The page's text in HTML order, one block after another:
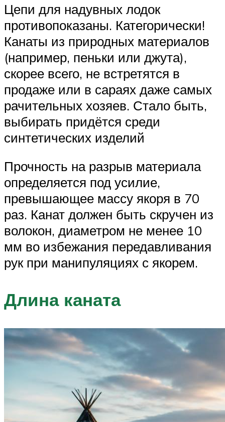
Цепи для надувных лодок
противопоказаны. Категорически!
Канаты из природных материалов
(например, пеньки или джута),
скорее всего, не встретятся в
продаже или в сараях даже самых
рачительных хозяев. Стало быть,
выбирать придётся среди
синтетических изделий
Прочность на разрыв материала
определяется под усилие,
превышающее массу якоря в 70
раз. Канат должен быть скручен из
волокон, диаметром не менее 10
мм во избежания передавливания
рук при манипуляциях с якорем.
Длина каната